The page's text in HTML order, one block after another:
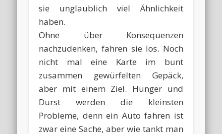
sie unglaublich viel Ähnlichkeit
haben.
Ohne über Konsequenzen
nachzudenken, fahren sie los. Noch
nicht mal eine Karte im bunt
zusammen gewürfelten Gepäck,
aber mit einem Ziel. Hunger und
Durst werden die kleinsten
Probleme, denn ein Auto fahren ist
zwar eine Sache, aber wie tankt man